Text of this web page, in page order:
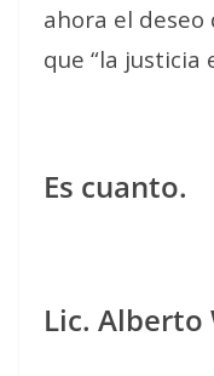
ahora el deseo
que “la justicia
Es cuanto.
Lic.